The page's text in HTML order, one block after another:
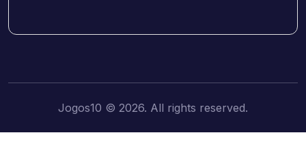
Jogos10 © 2026. All rights reserved.